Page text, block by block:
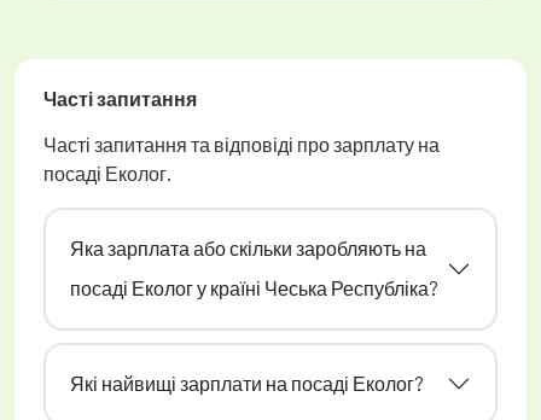
Часті запитання
Часті запитання та відповіді про зарплату на
посаді Еколог.
Яка зарплата або скільки заробляють на
посаді Еколог у країні Чеська Республіка?
Які найвищі зарплати на посаді Еколог?